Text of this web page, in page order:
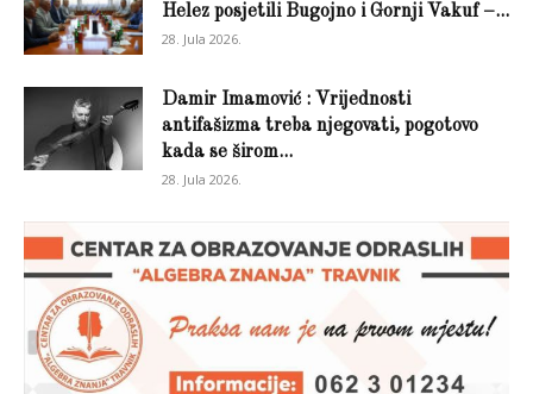
Helez posjetili Bugojno i Gornji Vakuf –...
28. Jula 2026.
Damir Imamović : Vrijednosti
antifašizma treba njegovati, pogotovo
kada se širom...
28. Jula 2026.